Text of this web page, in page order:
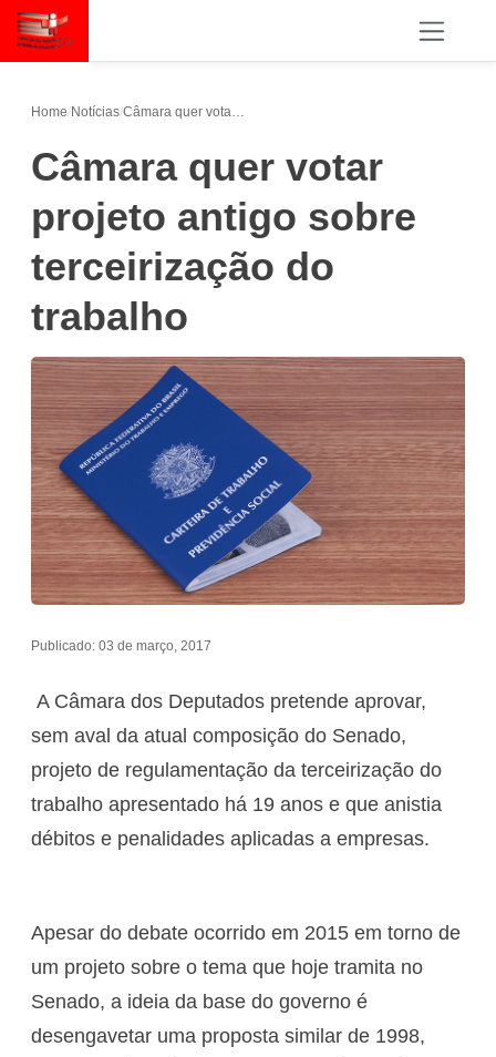
Home/Notícias/
Câmara quer votar
projeto antigo sobre
terceirização do
trabalho
Publicado: 03 de março, 2017
A Câmara dos Deputados pretende aprovar,
sem aval da atual composição do Senado,
projeto de regulamentação da terceirização do
trabalho apresentado há 19 anos e que anistia
débitos e penalidades aplicadas a empresas.
Apesar do debate ocorrido em 2015 em torno de
um projeto sobre o tema que hoje tramita no
Senado, a ideia da base do governo é
desengavetar uma proposta similar de 1998,